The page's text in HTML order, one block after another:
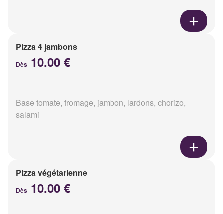
Pizza 4 jambons
Dès 10.00 €
Base tomate, fromage, jambon, lardons, chorizo,
salami
Pizza végétarienne
Dès 10.00 €